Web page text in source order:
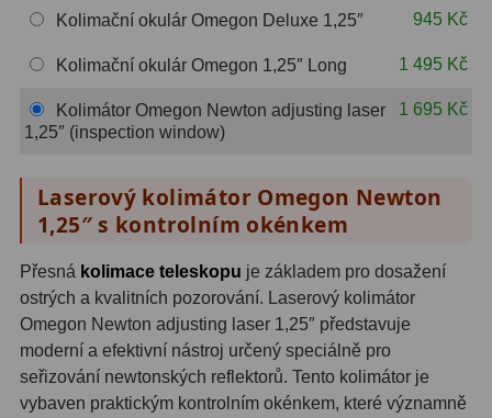
Mlhovinové14
Hβ4
SII2
Planetární
Proti světelnému znečištění6
Barevné66
Kolimační okulár Omegon Deluxe 1,25″ 945 Kč
Kolimační okulár Omegon 1,25″ Long 1 495 Kč
Kolimátor Omegon Newton adjusting laser
1,25″ (inspection window)
1 695 Kč
Laserový kolimátor Omegon Newton
1,25″ s kontrolním okénkem
Přesná kolimace teleskopu je základem pro dosažení
ostrých a kvalitních pozorování. Laserový kolimátor
Omegon Newton adjusting laser 1,25″ představuje
moderní a efektivní nástroj určený speciálně pro
seřizování newtonských reflektorů. Tento kolimátor je
vybaven praktickým kontrolním okénkem, které významně